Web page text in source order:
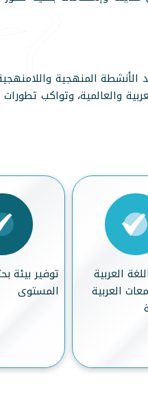
المنهجية
والعالمية، وتواكب
العربية
العربية
توفير بيئة
المستوى